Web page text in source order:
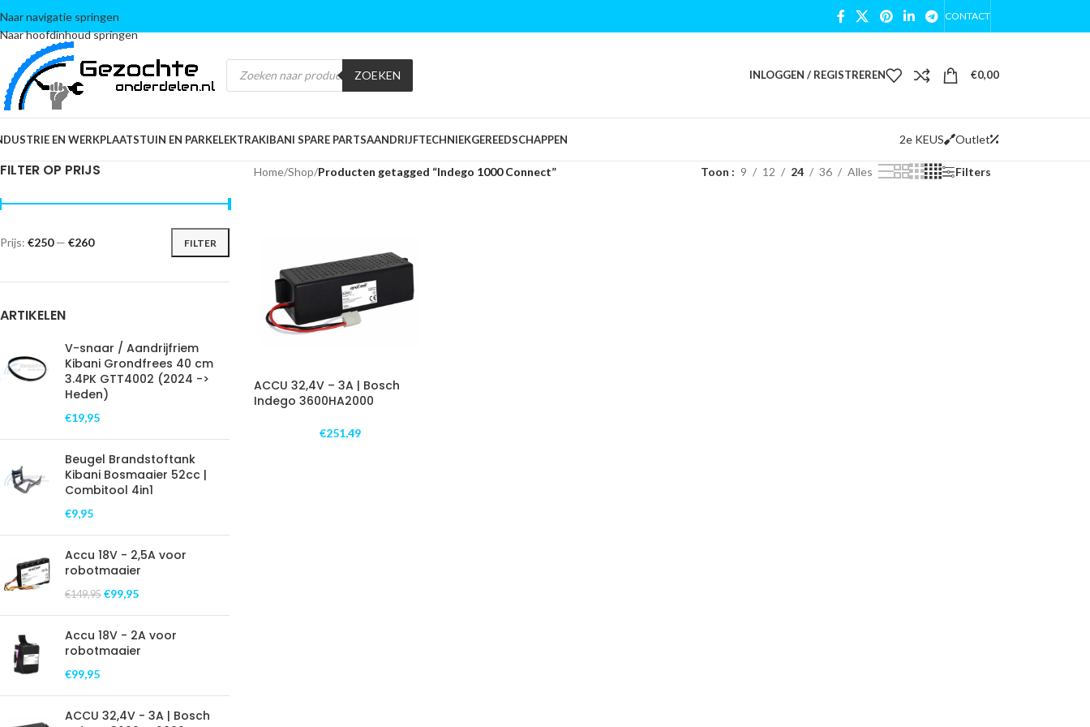
Naar navigatie springen
Naar hoofdinhoud springen
CONTACT
ZOEKEN INLOGGEN / REGISTREREN €0,00
EN WERKPLAATSTUIN EN PARKELEKTRAKIBANI SPARE PARTSAANDRIJFTECHNIEKGEREEDSCHAPPEN 2e KEUS Outlet
FILTER OP PRIJS
FILTER
Prijs: €250— €260
ARTIKELEN
V-snaar / Aandrijfriem
Kibani Grondfrees 40 cm
3.4PK GTT4002 (2024 ->
Heden)
€19,95
Beugel Brandstoftank
Kibani Bosmaaier 52cc |
Combitool 4in1
€9,95
Accu 18V - 2,5A voor
robotmaaier
€149,95 €99,95
Accu 18V - 2A voor
robotmaaier
€99,95
ACCU 32,4V - 3A | Bosch
Home/Shop/Producten getagged “Indego 1000 Connect” Toon 9 12 24 36 Alles Filters
ACCU 32,4V – 3A | Bosch
Indego 3600HA2000
€251,49